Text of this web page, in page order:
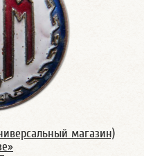
магазин)